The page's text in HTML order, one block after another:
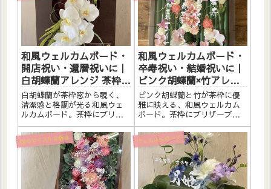
和風ウェルカムボード・
開店祝い・還暦祝いに｜
白胡蝶蘭アレンジ 茶枠窓
〈白〉文字入れ
白胡蝶蘭が茶枠窓から覗く、
清潔感と格調が光る和風ウェ
ルカムボード。茶枠にプリザ
ーブドフラワーと素材をたっ
ぷりアレンジしました。アク
リルプレートへのメッセージ
入れ無料。自立するので壁か
けでも置き型でも飾れます。
こんな方へ和風ウェルカムボ
ードと...
和風ウェルカムボード・
卒寿祝い・結婚祝いに｜
ピンク胡蝶蘭×竹アレン
ジ 茶枠〈ピンク〉文字入
れ
ピンク胡蝶蘭と竹が茶枠に優
雅に映える、和風ウェルカム
ボード。茶枠にプリザーブド
フラワーと素材をたっぷりア
レンジしました。アクリルプ
レートへのメッセージ入れ無
料。自立するので壁かけでも
置き型でも飾れます。こんな
方へ和風ウェルカムボードと
して卒...
和のテイストを贈る ウェルカムボード